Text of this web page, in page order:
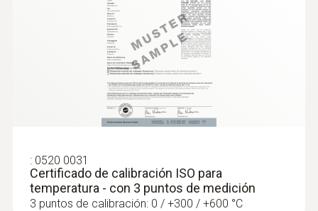
0602 1293
Sonda de inmersión/penetración
Termopar tipo K
: 0520 0031
Certificado de calibración ISO para
temperatura - con 3 puntos de medición
3 puntos de calibración: 0 / +300 / +600 °C